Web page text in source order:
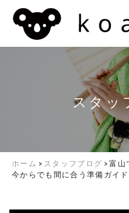
スタッ
ホーム > スタッフブログ >富山
今からでも間に合う準備ガイド